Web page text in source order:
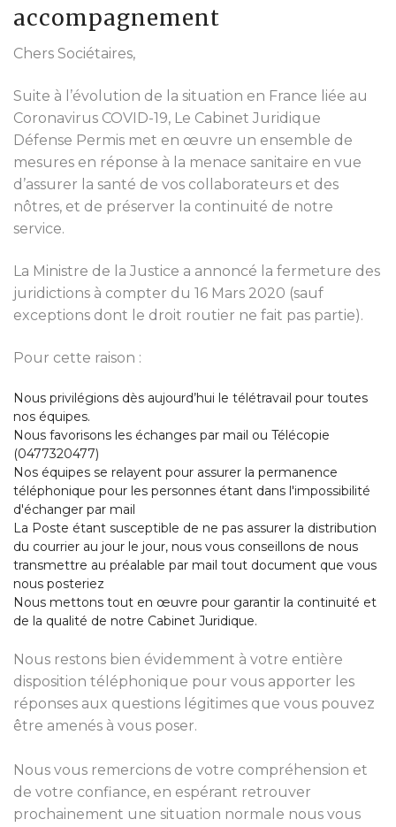
accompagnement
Chers Sociétaires,
Suite à l’évolution de la situation en France liée au
Coronavirus COVID-19, Le Cabinet Juridique
Défense Permis met en œuvre un ensemble de
mesures en réponse à la menace sanitaire en vue
d’assurer la santé de vos collaborateurs et des
nôtres, et de préserver la continuité de notre
service.
La Ministre de la Justice a annoncé la fermeture des
juridictions à compter du 16 Mars 2020 (sauf
exceptions dont le droit routier ne fait pas partie).
Pour cette raison :
Nous privilégions dès aujourd’hui le télétravail pour toutes
nos équipes.
Nous favorisons les échanges par mail ou Télécopie
(0477320477)
Nos équipes se relayent pour assurer la permanence
téléphonique pour les personnes étant dans l'impossibilité
d'échanger par mail
La Poste étant susceptible de ne pas assurer la distribution
du courrier au jour le jour, nous vous conseillons de nous
transmettre au préalable par mail tout document que vous
nous posteriez
Nous mettons tout en œuvre pour garantir la continuité et
de la qualité de notre Cabinet Juridique.
Nous restons bien évidemment à votre entière
disposition téléphonique pour vous apporter les
réponses aux questions légitimes que vous pouvez
être amenés à vous poser.
Nous vous remercions de votre compréhension et
de votre confiance, en espérant retrouver
prochainement une situation normale nous vous